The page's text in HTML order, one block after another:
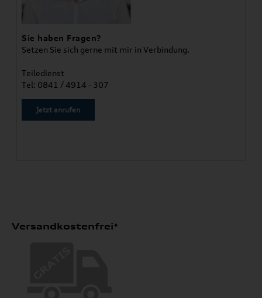
Sie haben Fragen?
Setzen Sie sich gerne mit mir in Verbindung.
Teiledienst
Tel: 0841 / 4914 - 307
Jetzt anrufen
Versandkostenfrei*